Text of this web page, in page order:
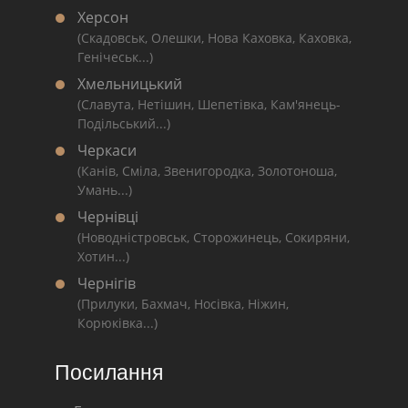
Херсон
(Скадовськ, Олешки, Нова Каховка, Каховка,
Генічеськ...)
Хмельницький
(Славута, Нетішин, Шепетівка, Кам'янець-
Подільський...)
Черкаси
(Канів, Сміла, Звенигородка, Золотоноша,
Умань...)
Чернівці
(Новодністровськ, Сторожинець, Сокиряни,
Хотин...)
Чернігів
(Прилуки, Бахмач, Носівка, Ніжин,
Корюківка...)
Посилання